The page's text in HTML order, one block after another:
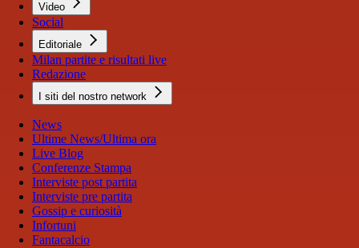
Video
Social
Editoriale
Milan partite e risultati live
Redazione
I siti del nostro network
News
Ultime News/Ultima ora
Live Blog
Conferenze Stampa
Interviste post partita
Interviste pre partita
Gossip e curiosità
Infortuni
Fantacalcio